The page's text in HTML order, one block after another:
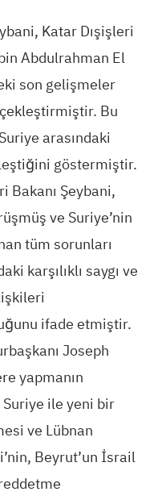
Katar Dışişleri
Abdulrahman El
son gelişmeler
Bu
arasındaki
göstermiştir.
Bakanı Şeybani,
ve Suriye’nin
tüm sorunları
karşılıklı saygı ve
ifade etmiştir.
Joseph
yapmanın
ile yeni bir
ve Lübnan
Beyrut’un İsrail